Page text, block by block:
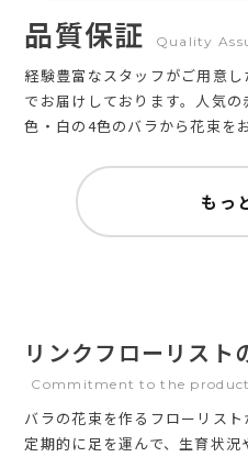
品質保証 Quality
経験豊富なスタッフがご用意
でお届けしております。人気
色・白の4色のバラから花束を
もっ
リンクフローリスト
Commitment to the product
バラの花束を作るフローリス
定期的に足を運んで、生育状